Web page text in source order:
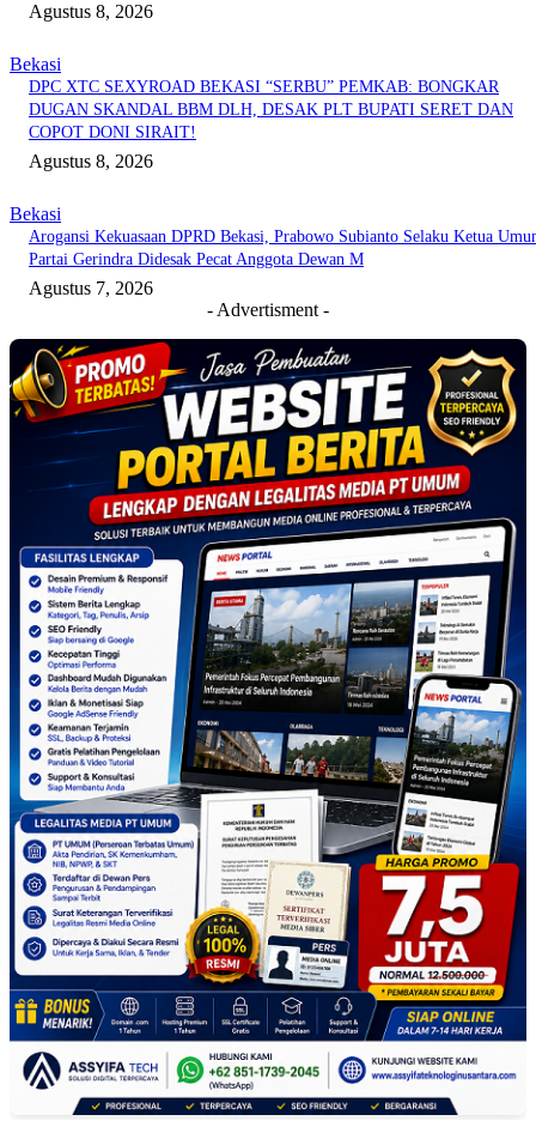
Agustus 8, 2026
Bekasi
DPC XTC SEXYROAD BEKASI “SERBU” PEMKAB: BONGKAR
DUGAN SKANDAL BBM DLH, DESAK PLT BUPATI SERET DAN
COPOT DONI SIRAIT!
Agustus 8, 2026
Bekasi
Arogansi Kekuasaan DPRD Bekasi, Prabowo Subianto Selaku Ketua
Partai Gerindra Didesak Pecat Anggota Dewan M
Agustus 7, 2026
- Advertisment -